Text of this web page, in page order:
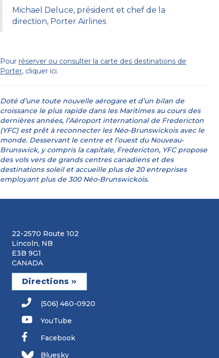
Michael Deluce, président et chef de la
direction, Porter Airlines
Pour réserver ou consulter la carte des destinations de
Porter, cliquer ici.
Doté d’une toute nouvelle aérogare et d’un bilan de
croissance le plus rapide dans les Maritimes au cours des
dernières années, l’Aéroport international de Fredericton
(YFC) est prêt à reconnecter les Néo-Brunswickois avec le
monde. Desservant le centre et l’ouest du Nouveau-
Brunswick, y compris la capitale, Fredericton, YFC propose
des vols vers de grands centres canadiens et des
destinations soleil et accueille plus de 20 entreprises
employant plus de 300 Néo-Brunswickois.
22-2570 Route 102
Lincoln, NB
E3B 9G1
CANADA
Directions
(506) 460-0920
YouTube
Facebook
Bluesky